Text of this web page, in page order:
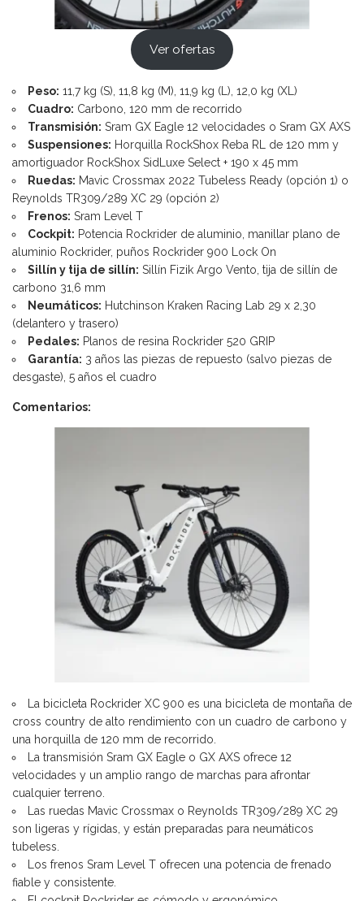
Ver ofertas
Peso: 11,7 kg (S), 11,8 kg (M), 11,9 kg (L), 12,0 kg (XL)
Cuadro: Carbono, 120 mm de recorrido
Transmisión: Sram GX Eagle 12 velocidades o Sram GX AXS
Suspensiones: Horquilla RockShox Reba RL de 120 mm y
amortiguador RockShox SidLuxe Select + 190 x 45 mm
Ruedas: Mavic Crossmax 2022 Tubeless Ready (opción 1) o
Reynolds TR309/289 XC 29 (opción 2)
Frenos: Sram Level T
Cockpit: Potencia Rockrider de aluminio, manillar plano de
aluminio Rockrider, puños Rockrider 900 Lock On
Sillín y tija de sillín: Sillín Fizik Argo Vento, tija de sillín de
carbono 31,6 mm
Neumáticos: Hutchinson Kraken Racing Lab 29 x 2,30
(delantero y trasero)
Pedales: Planos de resina Rockrider 520 GRIP
Garantía: 3 años las piezas de repuesto (salvo piezas de
desgaste), 5 años el cuadro
Comentarios:
La bicicleta Rockrider XC 900 es una bicicleta de montaña de
cross country de alto rendimiento con un cuadro de carbono y
una horquilla de 120 mm de recorrido.
La transmisión Sram GX Eagle o GX AXS ofrece 12
velocidades y un amplio rango de marchas para afrontar
cualquier terreno.
Las ruedas Mavic Crossmax o Reynolds TR309/289 XC 29
son ligeras y rígidas, y están preparadas para neumáticos
tubeless.
Los frenos Sram Level T ofrecen una potencia de frenado
fiable y consistente.